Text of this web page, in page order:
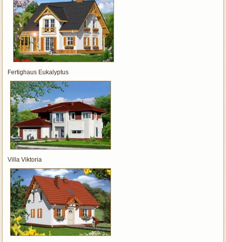
Fertighaus Eukalyptus
Villa Viktoria